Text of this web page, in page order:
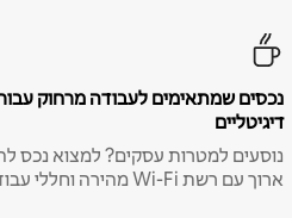
נכסים שמתאימים לעבודה מרחוק עבור
דיגיטליים
נוסעים למטרות עסקים? למצוא נכס
ארוך עם רשת Wi-Fi מהירה וחללי עבודה ייעודיים.